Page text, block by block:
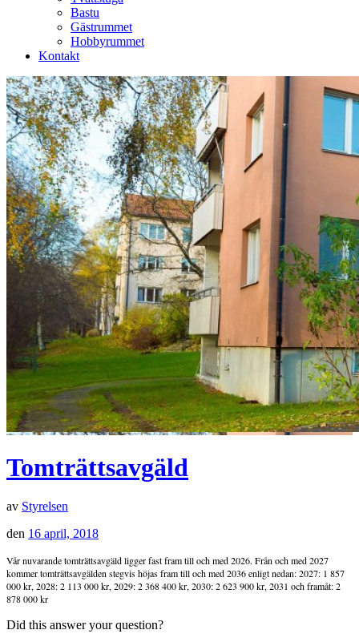
Bastu
Gästrummet
Hobbyrummet
Kontakt
Tomträttsavgäld
av Styrelsen
den 16 april, 2018
Vår nuvarande tomträttsavgäld ligger fast fram till och med 2026. Från och med 2027
kommer tomträttsavgälden stegvis höjas fram till och med 2036 enligt nedan: 2027: 1 857
000 kr, 2028: 2 113 000 kr, 2029: 2 368 400 kr, 2030: 2 623 900 kr, 2031 och framåt: 2
878 000 kr
Did this answer your question?